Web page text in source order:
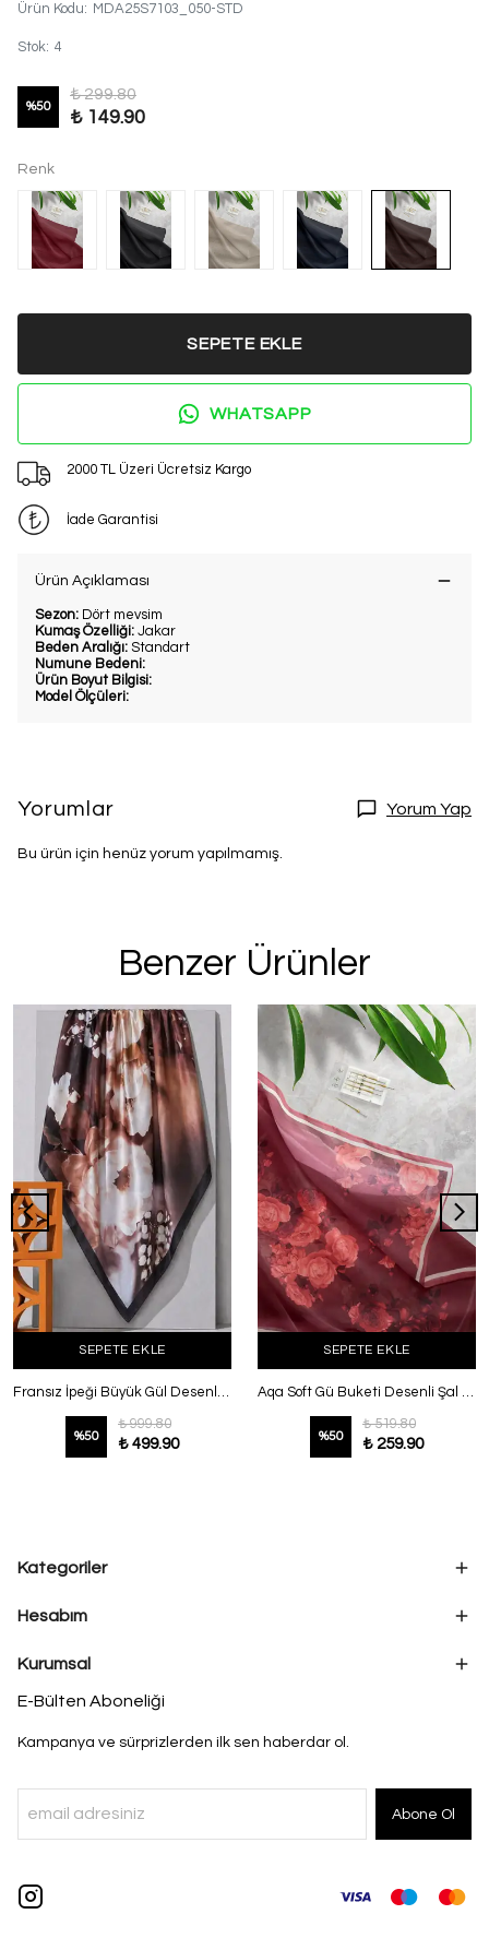
Ürün Kodu: MDA25S7103_050-STD
Stok: 4
%50
₺ 299.80
₺ 149.90
Renk
SEPETE EKLE
WHATSAPP
2000 TL Üzeri Ücretsiz Kargo
İade Garantisi
Ürün Açıklaması
Sezon: Dört mevsim
Kumaş Özelliği: Jakar
Beden Aralığı: Standart
Numune Bedeni:
Ürün Boyut Bilgisi:
Model Ölçüleri:
Yorumlar Yorum Yap
Bu ürün için henüz yorum yapılmamış.
Benzer Ürünler
SEPETE EKLE
Fransız İpeği Büyük Gül Desenli Şal Kahve
%50
₺ 999.80
₺ 499.90
SEPETE EKLE
Aqa Soft Gü Buketi Desenli Şal Bordo
%50
₺ 519.80
₺ 259.90
Kategoriler
Hesabım
Kurumsal
E-Bülten Aboneliği
Kampanya ve sürprizlerden ilk sen haberdar ol.
Abone Ol